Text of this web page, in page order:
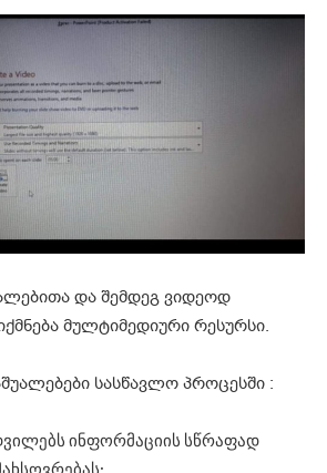
და შემდეგ ვიდეოდ
მულტიმედიური რესურსი.
სასწავლო პროცესში :
ინფორმაციის სწრაფად